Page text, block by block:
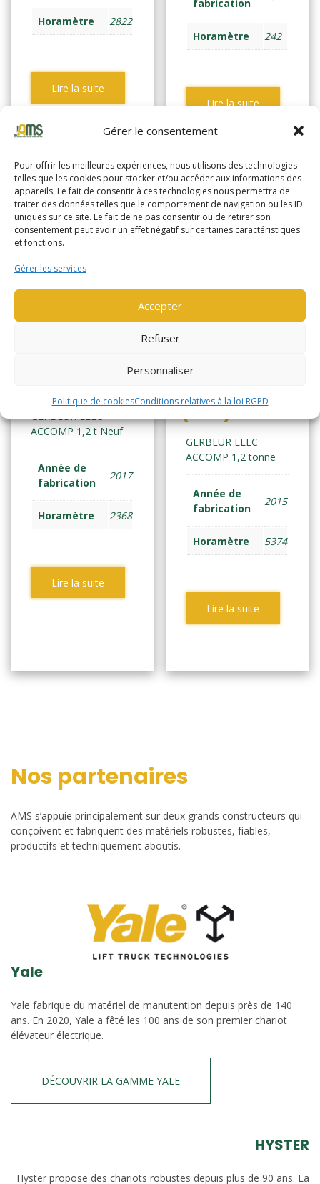
Gérer le consentement
Pour offrir les meilleures expériences, nous utilisons des technologies
telles que les cookies pour stocker et/ou accéder aux informations des
appareils. Le fait de consentir à ces technologies nous permettra de
traiter des données telles que le comportement de navigation ou les ID
uniques sur ce site. Le fait de ne pas consentir ou de retirer son
consentement peut avoir un effet négatif sur certaines caractéristiques
et fonctions.
Gérer les services
Accepter
Refuser
Personnaliser
Politique de cookiesConditions relatives à la loi RGPD
Horamètre 2822
Lire la suite
fabrication
Horamètre 242
Lire la suite
GERBEUR ELEC
ACCOMP 1,2 t Neuf
Année de
fabrication
2017
Horamètre 2368
Lire la suite
(1102)
GERBEUR ELEC
ACCOMP 1,2 tonne
Année de
fabrication
2015
Horamètre 5374
Lire la suite
Nos partenaires
AMS s’appuie principalement sur deux grands constructeurs qui
conçoivent et fabriquent des matériels robustes, fiables,
productifs et techniquement aboutis.
Yale
Yale fabrique du matériel de manutention depuis près de 140
ans. En 2020, Yale a fêté les 100 ans de son premier chariot
élévateur électrique.
DÉCOUVRIR LA GAMME YALE
HYSTER
Hyster propose des chariots robustes depuis plus de 90 ans. La